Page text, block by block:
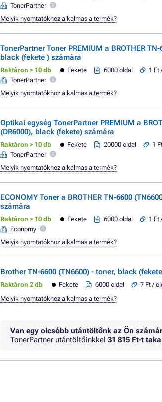
TonerPartner
Melyik nyomtatókhoz alkalmas a termék?
TonerPartner Toner PREMIUM a BROTHER TN-
black (fekete ) számára
Raktáron > 10 db Fekete 6000 oldal
1 Ft
TonerPartner
Melyik nyomtatókhoz alkalmas a termék?
Optikai egység TonerPartner PREMIUM a
(DR6000), black (fekete) számára
Raktáron > 10 db Fekete 20000 oldal
1
TonerPartner
Melyik nyomtatókhoz alkalmas a termék?
ECONOMY Toner a BROTHER TN-6600
számára
Raktáron > 10 db Fekete 6000 oldal
1 Ft
Economy
Melyik nyomtatókhoz alkalmas a termék?
Brother TN-6600 (TN6600) - toner, black
Raktáron 2 db Fekete 6000 oldal 7 Ft /
Melyik nyomtatókhoz alkalmas a termék?
Van egy olcsóbb utántöltőnk az Ön
TonerPartner utántöltőinkkel 31 815 Ft-t